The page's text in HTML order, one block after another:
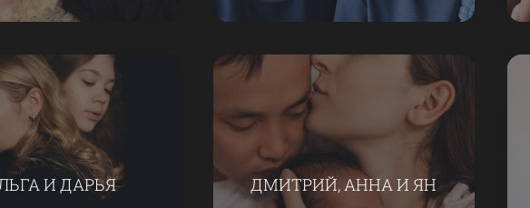
И ДАРЬЯ ДМИТРИЙ, АННА И ЯН